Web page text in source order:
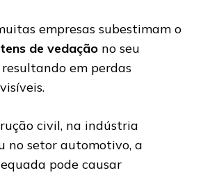
empresas subestimam o
de vedação no seu
em perdas
civil, na indústria
no setor automotivo, a
pode causar